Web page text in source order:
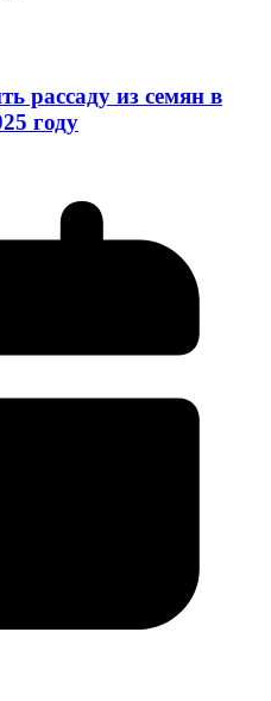
рассаду из семян в
году